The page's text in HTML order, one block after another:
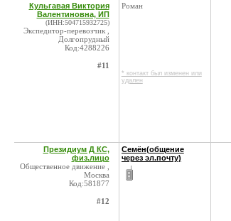
Кульгавая Виктория
Валентиновна, ИП
(ИНН:504715932725)
Экспедитор-перевозчик ,
Долгопрудный
Код:4288226
#11
Роман
* контакт был изменен или
удален
Президиум Д КС,
физ.лицо
Общественное движение ,
Москва
Код:581877
#12
Семён(общение
через эл.почту)